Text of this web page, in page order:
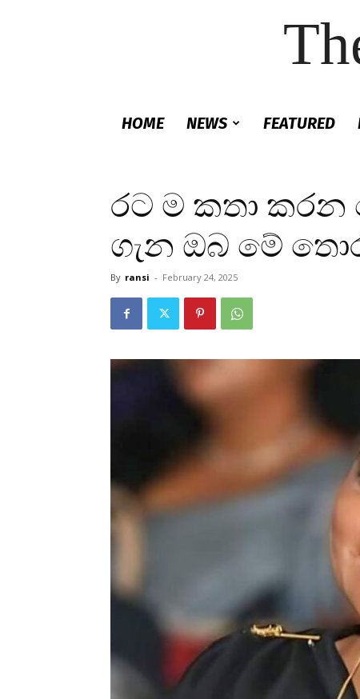
HOME NEWS FEATURED
රට ම කතා
ගැන ඔබ මේ
By ransi - February 24, 2025